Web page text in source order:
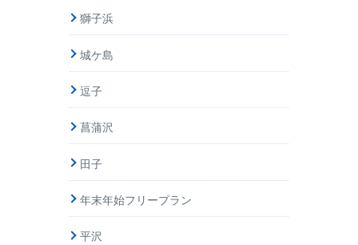
獅子浜
城ケ島
逗子
菖蒲沢
田子
年末年始フリープラン
平沢